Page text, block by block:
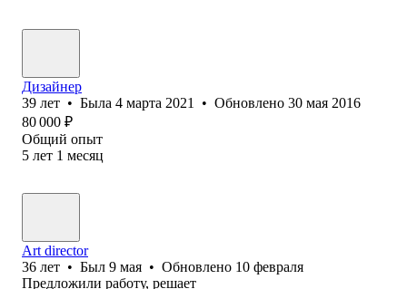
Дизайнер
39 лет • Была 4 марта 2021 • Обновлено 30 мая 2016
80 000 ₽
Общий опыт
5 лет 1 месяц
Art director
36 лет • Был 9 мая • Обновлено 10 февраля
Предложили работу, решает